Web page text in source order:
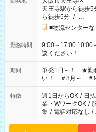
天王寺駅から徒歩5
ら徒歩5分 / …
■物流センター
勤務時間
9:00～17:00 10:00～19:00 など ■
談ください！
期間
単発1日～！ ★勤
い！ ＃8月～ ＃
特徴 週1日からOK / 日
業・WワークOK /
集 / 電話対応なし /